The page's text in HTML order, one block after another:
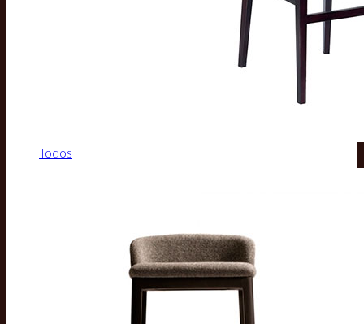
Todos